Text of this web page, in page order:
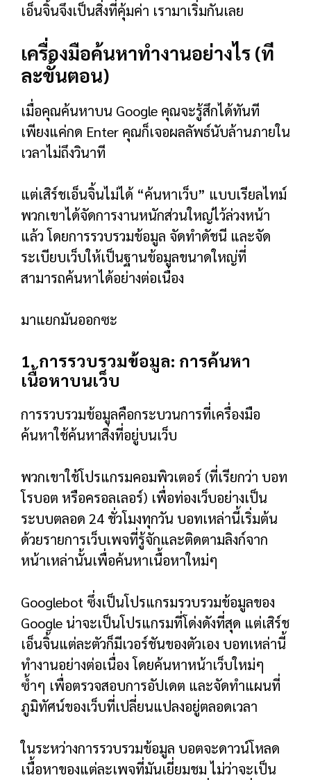
เอ็นจิ้นจึงเป็นสิ่งที่คุ้มค่า เรามาเริ่มกันเลย
เครื่องมือค้นหาทำงานอย่างไร (ที
ละขั้นตอน)
เมื่อคุณค้นหาบน Google คุณจะรู้สึกได้ทันที
เพียงแค่กด Enter คุณก็เจอผลลัพธ์นับล้านภายใน
เวลาไม่ถึงวินาที
แต่เสิร์ชเอ็นจิ้นไม่ได้ “ค้นหาเว็บ” แบบเรียลไทม์
พวกเขาได้จัดการงานหนักส่วนใหญ่ไว้ล่วงหน้า
แล้ว โดยการรวบรวมข้อมูล จัดทำดัชนี และจัด
ระเบียบเว็บให้เป็นฐานข้อมูลขนาดใหญ่ที่
สามารถค้นหาได้อย่างต่อเนื่อง
มาแยกมันออกซะ
1. การรวบรวมข้อมูล: การค้นหา
เนื้อหาบนเว็บ
การรวบรวมข้อมูลคือกระบวนการที่เครื่องมือ
ค้นหาใช้ค้นหาสิ่งที่อยู่บนเว็บ
พวกเขาใช้โปรแกรมคอมพิวเตอร์ (ที่เรียกว่า บอท
โรบอต หรือครอลเลอร์) เพื่อท่องเว็บอย่างเป็น
ระบบตลอด 24 ชั่วโมงทุกวัน บอทเหล่านี้เริ่มต้น
ด้วยรายการเว็บเพจที่รู้จักและติดตามลิงก์จาก
หน้าเหล่านั้นเพื่อค้นหาเนื้อหาใหม่ๆ
Googlebot ซึ่งเป็นโปรแกรมรวบรวมข้อมูลของ
Google น่าจะเป็นโปรแกรมที่โด่งดังที่สุด แต่เสิร์ช
เอ็นจิ้นแต่ละตัวก็มีเวอร์ชันของตัวเอง บอทเหล่านี้
ทำงานอย่างต่อเนื่อง โดยค้นหาหน้าเว็บใหม่ๆ
ซ้ำๆ เพื่อตรวจสอบการอัปเดต และจัดทำแผนที่
ภูมิทัศน์ของเว็บที่เปลี่ยนแปลงอยู่ตลอดเวลา
ในระหว่างการรวบรวมข้อมูล บอตจะดาวน์โหลด
เนื้อหาของแต่ละเพจที่มันเยี่ยมชม ไม่ว่าจะเป็น